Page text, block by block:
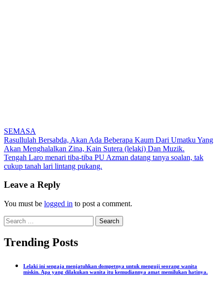
SEMASA
Post
navigation
Rasullulah Bersabda, Akan Ada Beberapa Kaum Dari Umatku Yang
Akan Menghalalkan Zina, Kain Sutera (lelaki) Dan Muzik.
Tengah Laro menari tiba-tiba PU Azman datang tanya soalan, tak
cukup tanah lari lintang pukang.
Leave a Reply
You must be logged in to post a comment.
Search
for:
Trending Posts
Lelaki ini sengaja menjatuhkan dompetnya untuk menguji seorang wanita
miskin. Apa yang dilakukan wanita itu kemudiannya amat memilukan hatinya.